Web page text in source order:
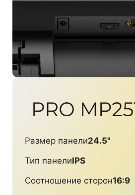
Размер панели24.5"
Тип панелиIPS
Соотношение сторон16:9